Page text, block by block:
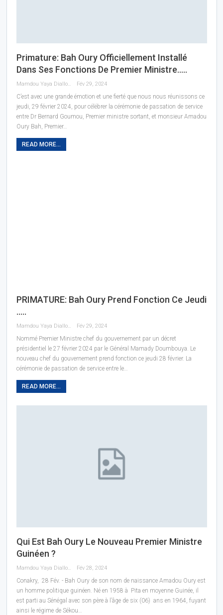
Primature: Bah Oury Officiellement Installé
Dans Ses Fonctions De Premier Ministre…..
Mamdou Yaya Diallo Fév 29, 2024
C’est avec une grande émotion et une fierté que nous nous réunissons ce
jeudi, 29 février 2024, pour célébrer la cérémonie de passation de service
entre Dr Bernard Goumou, Premier ministre sortant, et monsieur Amadou
Oury Bah, Premier…
READ MORE...
PRIMATURE: Bah Oury Prend Fonction Ce Jeudi
…..
Mamdou Yaya Diallo Fév 29, 2024
Nommé Premier Ministre chef du gouvernement par un décret
présidentiel le 27 février 2024 par le Général Mamady Doumbouya. Le
nouveau chef du gouvernement prend fonction ce jeudi 28 février. La
cérémonie de passation de service entre le…
READ MORE...
Qui Est Bah Oury Le Nouveau Premier Ministre
Guinéen ?
Mamdou Yaya Diallo Fév 28, 2024
Conakry, 28 Fév. - Bah Oury de son nom de naissance Amadou Oury est
un homme politique guinéen. Né en 1958 à Pita en moyenne Guinée, il
est parti au Sénégal avec son père à l’âge de six (06) ans en 1964, fuyant
ainsi le régime de Sékou…